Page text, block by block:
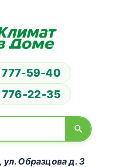
777-59-40
776-22-35
ул. Образцова д. 3